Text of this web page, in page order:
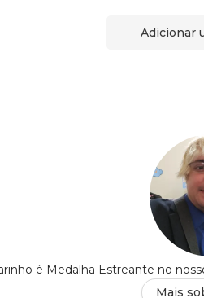
Adicionar
é Medalha Estreante no
Mais